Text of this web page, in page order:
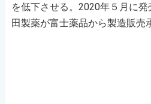
を低下させる。2020年５月に
田製薬が富士薬品から製造販売